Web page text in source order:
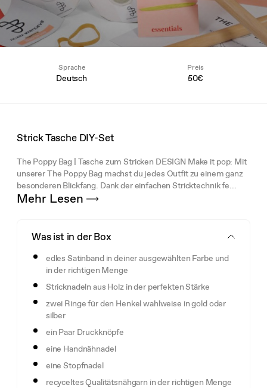
Sprache
Deutsch
Preis
50€
Strick Tasche DIY-Set
The Poppy Bag | Tasche zum Stricken DESIGN Make it pop: Mit
unserer The Poppy Bag machst du jedes Outfit zu einem ganz
besonderen Blickfang. Dank der einfachen Stricktechnik fe...
Mehr Lesen
Was ist in der Box
edles Satinband in deiner ausgewählten Farbe und
in der richtigen Menge
Stricknadeln aus Holz in der perfekten Stärke
zwei Ringe für den Henkel wahlweise in gold oder
silber
ein Paar Druckknöpfe
eine Handnähnadel
eine Stopfnadel
recyceltes Qualitätsnähgarn in der richtigen Menge